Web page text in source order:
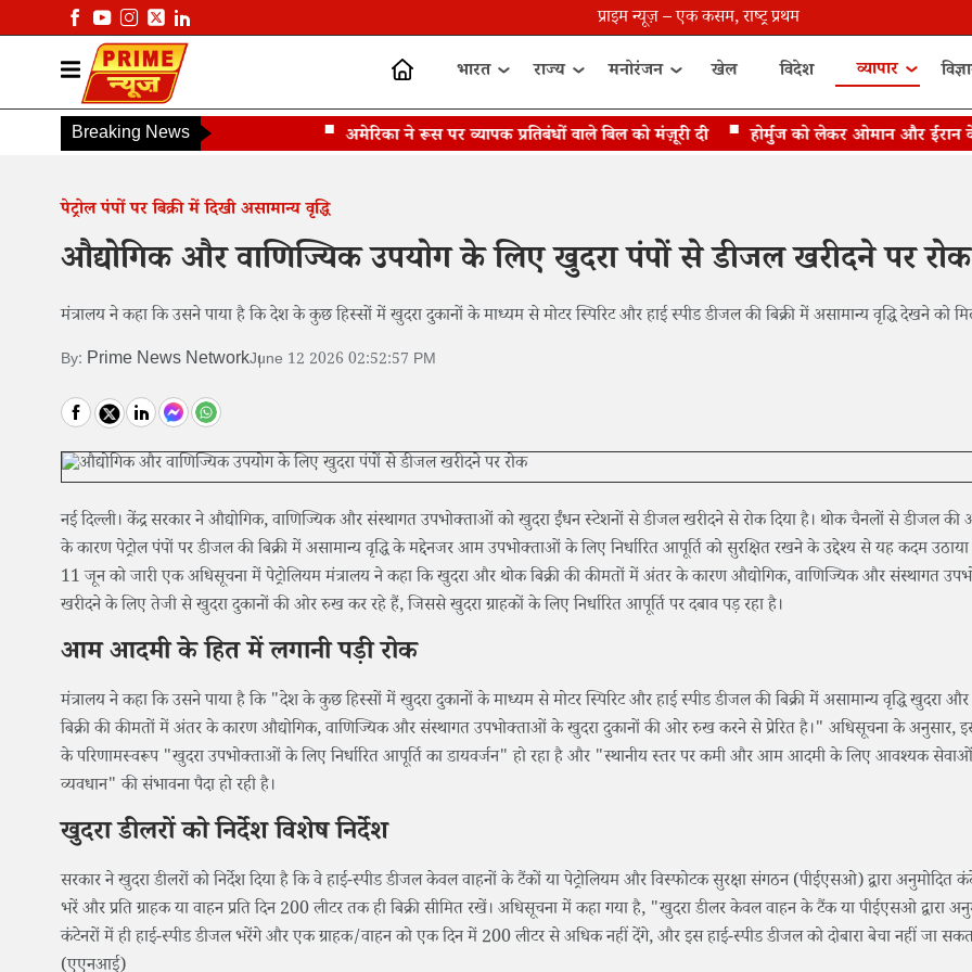
प्राइम न्यूज़ – एक कसम, राष्ट्र प्रथम
भारत राज्य मनोरंजन खेल विदेश व्यापार
Breaking News अमेरिका ने रूस पर व्यापक प्रतिबंधों वाले बिल को मंज़ूरी दी होर्मुज को लेकर ओमान और ईरान के
पेट्रोल पंपों पर बिक्री में दिखी असामान्य वृद्धि
औद्योगिक और वाणिज्यिक उपयोग के लिए खुदरा पंपों से डीजल खरीदने पर रोक
मंत्रालय ने कहा कि उसने पाया है कि देश के कुछ हिस्सों में खुदरा दुकानों के माध्यम से मोटर स्पिरिट और हाई स्पीड डीजल की बिक्री में असामान्य वृद्धि देखने को
By: Prime News NetworkJune 12 2026 02:52:57 PM
नई दिल्ली। केंद्र सरकार ने औद्योगिक, वाणिज्यिक और संस्थागत उपभोक्ताओं को खुदरा ईंधन स्टेशनों से डीजल खरीदने से रोक दिया है। थोक चैनलों से डीजल की
के कारण पेट्रोल पंपों पर डीजल की बिक्री में असामान्य वृद्धि के मद्देनजर आम उपभोक्ताओं के लिए निर्धारित आपूर्ति को सुरक्षित रखने के उद्देश्य से यह कदम उठाया
11 जून को जारी एक अधिसूचना में पेट्रोलियम मंत्रालय ने कहा कि खुदरा और थोक बिक्री की कीमतों में अंतर के कारण औद्योगिक, वाणिज्यिक और संस्थागत
खरीदने के लिए तेजी से खुदरा दुकानों की ओर रुख कर रहे हैं, जिससे खुदरा ग्राहकों के लिए निर्धारित आपूर्ति पर दबाव पड़ रहा है।
आम आदमी के हित में लगानी पड़ी रोक
मंत्रालय ने कहा कि उसने पाया है कि "देश के कुछ हिस्सों में खुदरा दुकानों के माध्यम से मोटर स्पिरिट और हाई स्पीड डीजल की बिक्री में असामान्य वृद्धि खुदरा
बिक्री की कीमतों में अंतर के कारण औद्योगिक, वाणिज्यिक और संस्थागत उपभोक्ताओं के खुदरा दुकानों की ओर रुख करने से प्रेरित है।" अधिसूचना के अनुसार, इस
के परिणामस्वरूप "खुदरा उपभोक्ताओं के लिए निर्धारित आपूर्ति का डायवर्जन" हो रहा है और "स्थानीय स्तर पर कमी और आम आदमी के लिए आवश्यक
व्यवधान" की संभावना पैदा हो रही है।
खुदरा डीलरों को निर्देश विशेष निर्देश
सरकार ने खुदरा डीलरों को निर्देश दिया है कि वे हाई-स्पीड डीजल केवल वाहनों के टैंकों या पेट्रोलियम और विस्फोटक सुरक्षा संगठन (पीईएसओ) द्वारा अनुमोदित
भरें और प्रति ग्राहक या वाहन प्रति दिन 200 लीटर तक ही बिक्री सीमित रखें। अधिसूचना में कहा गया है, "खुदरा डीलर केवल वाहन के टैंक या पीईएसओ द्वारा
कंटेनरों में ही हाई-स्पीड डीजल भरेंगे और एक ग्राहक/वाहन को एक दिन में 200 लीटर से अधिक नहीं देंगे, और इस हाई-स्पीड डीजल को दोबारा बेचा नहीं जा